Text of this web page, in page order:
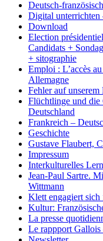
Deutsch-
Digital unterrichten
Download
Election
Candidats +
+ sitographie
Emploi : L’accès
Allemagne
Fehler auf unserem
Flüchtlinge und die
Deutschland
Frankreich –
Geschichte
Gustave Flaubert,
Impressum
Interkulturelles
Jean-Paul Sartre.
Wittmann
Klett engagiert sich
Kultur:
La presse
Le rappport Gallois